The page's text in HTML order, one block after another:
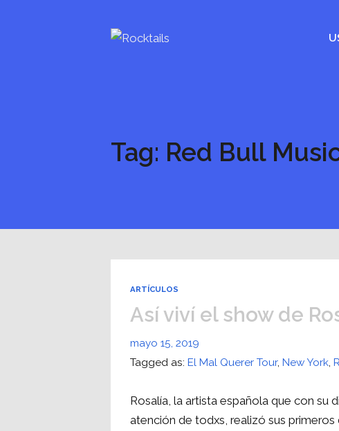
Tag: Red Bull
ARTÍCULOS
Así viví el show de
mayo 15, 2019
Tagged as:El Mal Querer Tour,New York,
Rosalía, la artista española que con su
atención de todxs, realizó sus primeros